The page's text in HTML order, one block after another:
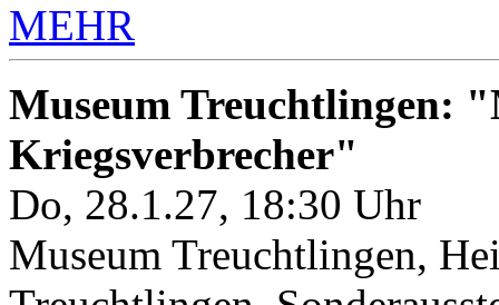
MEHR
Museum Treuchtlingen:
Kriegsverbrecher"
Do, 28.1.27, 18:30 Uhr
Museum Treuchtlingen,